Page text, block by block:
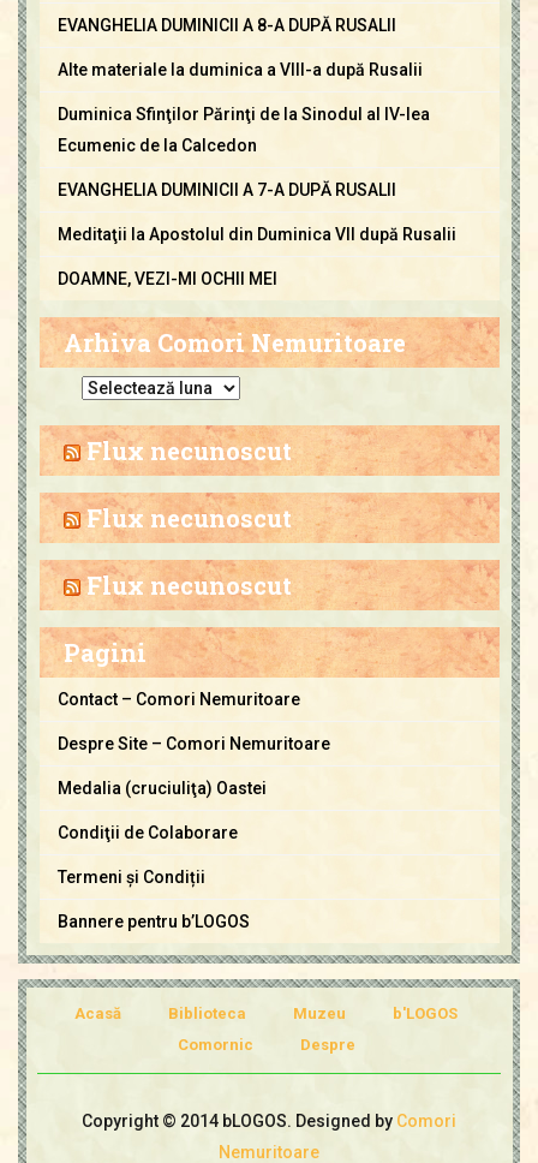
EVANGHELIA DUMINICII A 8-A DUPĂ RUSALII
Alte materiale la duminica a VIII-a după Rusalii
Duminica Sfinţilor Părinţi de la Sinodul al IV-lea
Ecumenic de la Calcedon
EVANGHELIA DUMINICII A 7-A DUPĂ RUSALII
Meditaţii la Apostolul din Duminica VII după Rusalii
DOAMNE, VEZI-MI OCHII MEI
Arhiva Comori Nemuritoare
h
i
a
C
o
m
i
u
o
e
Flux necunoscut
Flux necunoscut
Flux necunoscut
Pagini
Contact – Comori Nemuritoare
Despre Site – Comori Nemuritoare
Medalia (cruciuliţa) Oastei
Condiţii de Colaborare
Termeni și Condiții
Bannere pentru b’LOGOS
Acasă Biblioteca Muzeu
b'LOGOS
Comornic
Despre
Copyright © 2014 bLOGOS. Designed by Comori
Nemuritoare